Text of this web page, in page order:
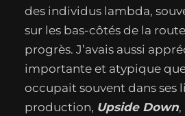
des individus lambda,
sur les bas-côtés de la
progrès. J’avais aussi
importante et atypique
occupait souvent dans ses
production, Upside Down,